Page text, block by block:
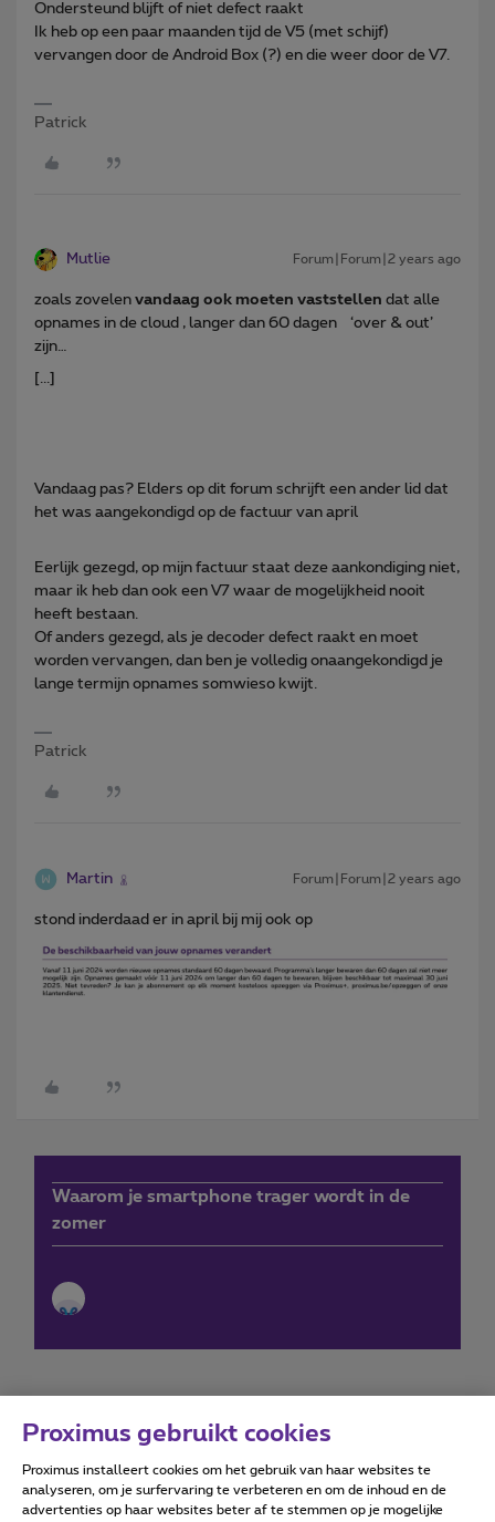
Ondersteund blijft of niet defect raakt
Ik heb op een paar maanden tijd de V5 (met schijf)
vervangen door de Android Box (?) en die weer door de V7.
Patrick
Mutlie Forum|Forum|2 years ago
zoals zovelen vandaag ook moeten vaststellen dat alle
opnames in de cloud , langer dan 60 dagen ‘over & out’
zijn…
[...]
Vandaag pas? Elders op dit forum schrijft een ander lid dat
het was aangekondigd op de factuur van april
Eerlijk gezegd, op mijn factuur staat deze aankondiging niet,
maar ik heb dan ook een V7 waar de mogelijkheid nooit
heeft bestaan.
Of anders gezegd, als je decoder defect raakt en moet
worden vervangen, dan ben je volledig onaangekondigd je
lange termijn opnames somwieso kwijt.
Patrick
Martin Forum|Forum|2 years ago
stond inderdaad er in april bij mij ook op
Waarom je smartphone trager wordt in de
zomer
Forumvoorwaarden Accessibility statement
Proximus gebruikt cookies
Proximus installeert cookies om het gebruik van haar websites te
analyseren, om je surfervaring te verbeteren en om de inhoud en de
advertenties op haar websites beter af te stemmen op je mogelijke